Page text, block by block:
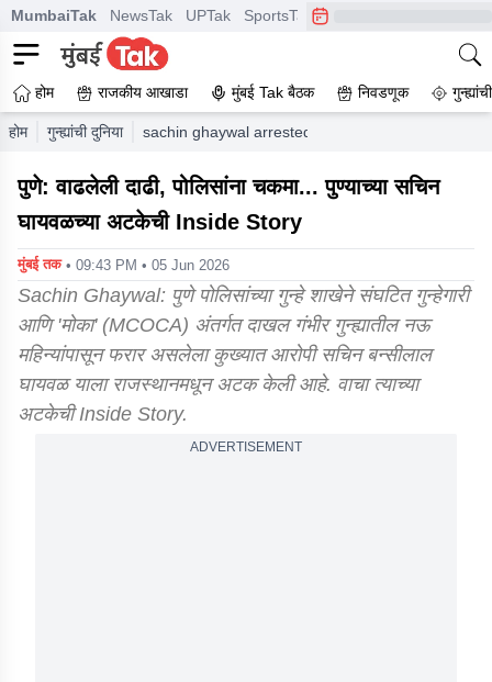
MumbaiTak NewsTak UPTak SportsTak CrimeTak
होम राजकीय आखाडा मुंबई Tak बैठक निवडणूक
होम गुन्ह्यांची दुनिया sachin ghaywal arrested grown out beard
पुणे: वाढलेली दाढी, पोलिसांना चकमा... पुण्याच्या सचिन
घायवळच्या अटकेची Inside Story
मुंबई तक • 09:43 PM • 05 Jun 2026
Sachin Ghaywal: पुणे पोलिसांच्या गुन्हे शाखेने संघटित गुन्हेगारी
आणि 'मोका' (MCOCA) अंतर्गत दाखल गंभीर गुन्ह्यातील नऊ
महिन्यांपासून फरार असलेला कुख्यात आरोपी सचिन बन्सीलाल
घायवळ याला राजस्थानमधून अटक केली आहे. वाचा त्याच्या
अटकेची Inside Story.
ADVERTISEMENT